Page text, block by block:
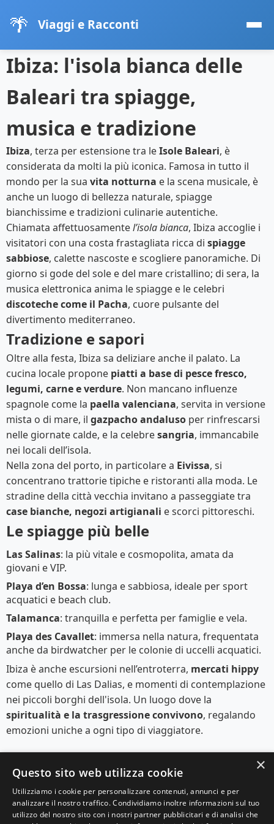
🌴 Viaggi e Racconti
Ibiza: l'isola bianca delle
Baleari tra spiagge,
musica e tradizione
Ibiza, terza per estensione tra leIsole Baleari, è
considerata da molti la più iconica. Famosa in tutto il
mondo per la sua vita notturna e la scena musicale, è
anche un luogo di bellezza naturale, spiagge
bianchissime e tradizioni culinarie autentiche.
Chiamata affettuosamentel’isola bianca, Ibiza accoglie i
visitatori con una costa frastagliata ricca di spiagge
sabbiose, calette nascoste e scogliere panoramiche. Di
giorno si gode del sole e del mare cristallino; di sera, la
musica elettronica anima le spiagge e le celebri
discoteche come il Pacha, cuore pulsante del
divertimento mediterraneo.
Tradizione e sapori
Oltre alla festa, Ibiza sa deliziare anche il palato. La
cucina locale propone piatti a base di pesce fresco,
legumi, carne e verdure. Non mancano influenze
spagnole come la paella valenciana, servita in versione
mista o di mare, il gazpacho andaluso per rinfrescarsi
nelle giornate calde, e la celebresangria, immancabile
nei locali dell’isola.
Nella zona del porto, in particolare a Eivissa, si
concentrano trattorie tipiche e ristoranti alla moda. Le
stradine della città vecchia invitano a passeggiate tra
case bianche, negozi artigianali e scorci pittoreschi.
Le spiagge più belle
Las Salinas: la più vitale e cosmopolita, amata da
giovani e VIP.
Playa d’en Bossa: lunga e sabbiosa, ideale per sport
acquatici e beach club.
Talamanca: tranquilla e perfetta per famiglie e vela.
Playa des Cavallet: immersa nella natura, frequentata
anche da birdwatcher per le colonie di uccelli acquatici.
Ibiza è anche escursioni nell’entroterra, mercati hippy
come quello di Las Dalias, e momenti di contemplazione
nei piccoli borghi dell'isola. Un luogo dove la
spiritualità e la trasgressione convivono, regalando
emozioni uniche a ogni tipo di viaggiatore.
© 2025 Viaggi e Racconti. Tutti i diritti riservati.
×
Questo sito web utilizza cookie
Utilizziamo i cookie per personalizzare contenuti, annunci e per
analizzare il nostro traffico. Condividiamo inoltre informazioni sul tuo
utilizzo del nostro sito con i nostri partner pubblicitari e di analisi che